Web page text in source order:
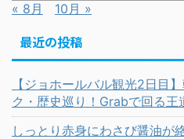
« 8月
10月 »
最近の投稿
【ジョホールバル観光2日目
ク・歴史巡り！Grabで回る王
しっとり赤身にわさび醤油が